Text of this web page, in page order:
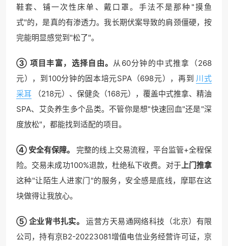
鞋套、铺一次性床单、戴口罩。手法不是那种"摸鱼
式"的，是真的有渗透力。我长期伏案导致的肩颈僵硬，按
完能明显感觉到"松了"。
③ 项目丰富，选择自由。 从60分钟的中式推拿（268
元），到100分钟的固本培元SPA（698元），再到 川式
采耳
（218元）、保健灸（168元），覆盖中式推拿、精油
SPA、艾灸养生多个品类。不管你是想"快速回血"还是"深
度放松"，都能找到适配的项目。
④ 安全有保障。
完整的线上交易流程，平台监管+全程保
险。交易未成功100%退款，杜绝私下收费。对于上门推拿
这种"让陌生人进家门"的服务，安全感是底线，摩耶在这
块做得让我放心。
⑤ 企业背书扎实。
运营方天易通网络科技（北京）有限
公司，持有京B2-20223081增值电信业务经营许可证，京